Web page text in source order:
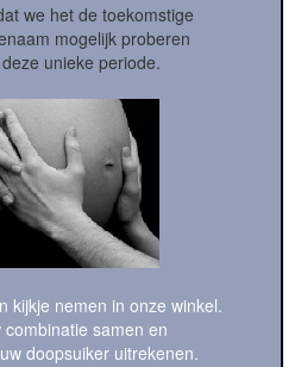
we het de toekomstige
mogelijk proberen
unieke periode.
kijkje nemen in onze winkel.
combinatie samen en
doopsuiker uitrekenen.